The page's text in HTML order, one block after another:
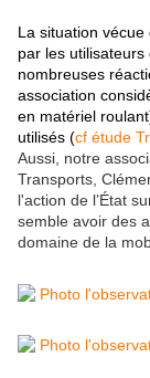
La situation
par les
nombreuses
association
en matériel
utilisés (cf étude
Aussi, notre
Transports,
l'action de l’État
semble avoir des
domaine de la